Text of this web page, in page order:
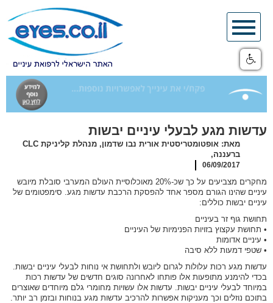
Skip
content
עדשות מגע לבעלי עיניים יבשות
מאת: אופטומטריסטית אורית נבו שדמון, מנהלת קליניקת CLC
ברעננה,
06/09/2017
מחקרים מצביעים על כך שכ-20% מאוכלוסיית העולם המערבי סובלת מיובש
עיניים שהינו הגורם מספר אחד להפסקת הרכבת עדשות מגע. סימפטומים של
עיניים יבשות כוללים:
תחושת גוף זר בעיניים
• תחושת עקצוץ בזויות הפנימיות של העיניים
• עיניים אדומות
• שטפי דמעות ללא סיבה
עדשות מגע רכות עלולות לגרום ליובש ולתחושת אי נוחות לבעלי עיניים יבשות.
בכדי להימנע מתופעות אלו פותחו לאחרונה סוגים חדשים של עדשות רכות
במיוחד לבעלי עיניים יבשות. עדשות אלו עשויות מחומרי גלם מיוחדים שאוצרים
בתוכם נוזלים וכך מעניקות אפשרות להרכיב עדשות מגע בנוחות ובזמן רב יותר.